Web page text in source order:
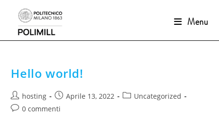
contenuto
Menu
Hello world!
Autore
dell'articolo:
hosting
Articolo
pubblicato:
Aprile 13, 2022
Categoria
Uncategorized
Commenti
0 commenti